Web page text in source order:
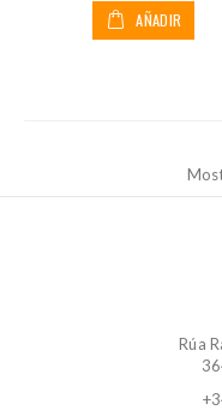
AÑADIR
Rúa